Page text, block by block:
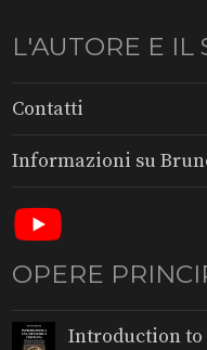
L'AUTORE E IL
Contatti
Informazioni su
OPERE
Introduction to